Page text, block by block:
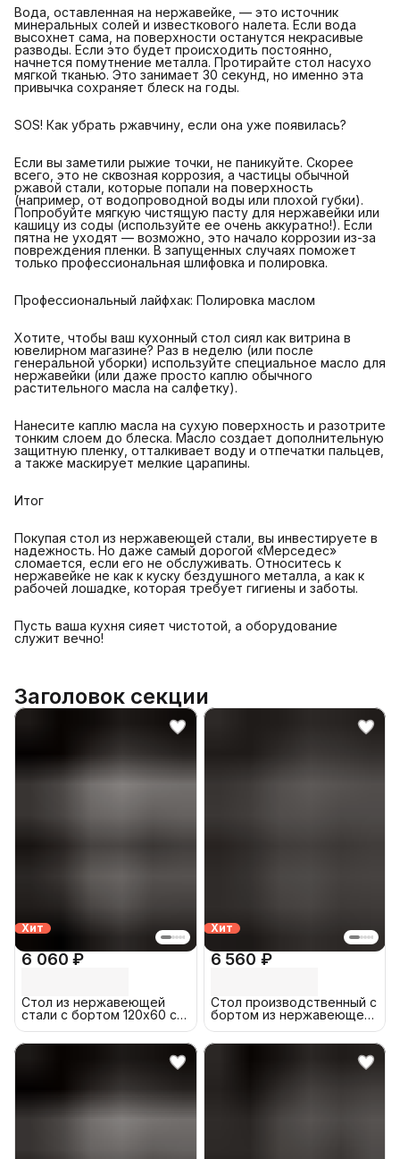
Вода, оставленная на нержавейке, — это источник
минеральных солей и известкового налета. Если вода
высохнет сама, на поверхности останутся некрасивые
разводы. Если это будет происходить постоянно,
начнется помутнение металла. Протирайте стол насухо
мягкой тканью. Это занимает 30 секунд, но именно эта
привычка сохраняет блеск на годы.
SOS! Как убрать ржавчину, если она уже появилась?
Если вы заметили рыжие точки, не паникуйте. Скорее
всего, это не сквозная коррозия, а частицы обычной
ржавой стали, которые попали на поверхность
(например, от водопроводной воды или плохой губки).
Попробуйте мягкую чистящую пасту для нержавейки или
кашицу из соды (используйте ее очень аккуратно!). Если
пятна не уходят — возможно, это начало коррозии из-за
повреждения пленки. В запущенных случаях поможет
только профессиональная шлифовка и полировка.
Профессиональный лайфхак: Полировка маслом
Хотите, чтобы ваш кухонный стол сиял как витрина в
ювелирном магазине? Раз в неделю (или после
генеральной уборки) используйте специальное масло для
нержавейки (или даже просто каплю обычного
растительного масла на салфетку).
Нанесите каплю масла на сухую поверхность и разотрите
тонким слоем до блеска. Масло создает дополнительную
защитную пленку, отталкивает воду и отпечатки пальцев,
а также маскирует мелкие царапины.
Итог
Покупая стол из нержавеющей стали, вы инвестируете в
надежность. Но даже самый дорогой «Мерседес»
сломается, если его не обслуживать. Относитесь к
нержавейке не как к куску бездушного металла, а как к
рабочей лошадке, которая требует гигиены и заботы.
Пусть ваша кухня сияет чистотой, а оборудование
служит вечно!
Заголовок секции
Хит
6 060 ₽
Стол из нержавеющей
стали с бортом 120х60 см
производственный
Хит
6 560 ₽
Стол производственный с
бортом из нержавеющей